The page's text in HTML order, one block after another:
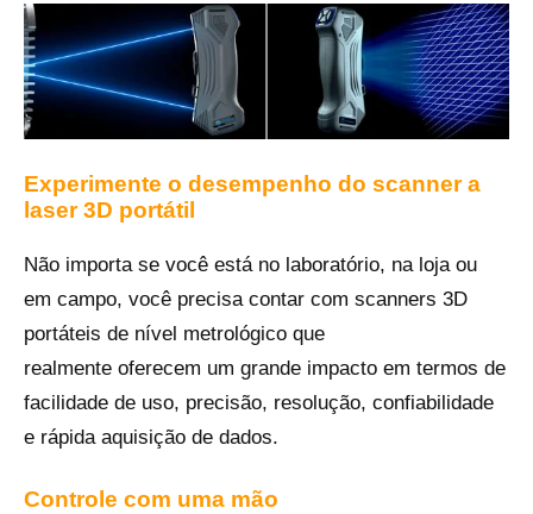
Experimente o desempenho do scanner a
laser 3D portátil
Não importa se você está no laboratório, na loja ou
em campo, você precisa contar com scanners 3D
portáteis de nível metrológico que
realmente oferecem um grande impacto em termos de
facilidade de uso, precisão, resolução, confiabilidade
e rápida aquisição de dados.
Controle com uma mão